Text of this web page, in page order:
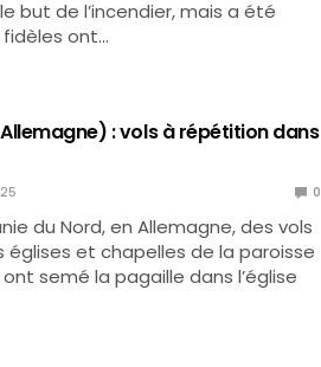
but de l’incendier, mais a été
ont…
: vols à répétition dans
0
du Nord, en Allemagne, des vols
et chapelles de la paroisse
semé la pagaille dans l’église